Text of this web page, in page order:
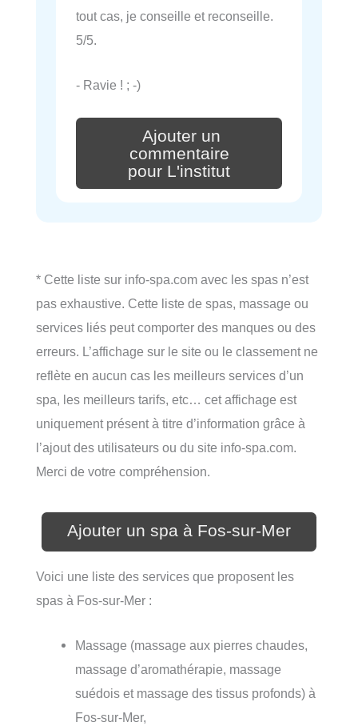
tout cas, je conseille et reconseille.
5/5.
- Ravie ! ; -)
Ajouter un
commentaire
pour L'institut
* Cette liste sur info-spa.com avec les spas n’est
pas exhaustive. Cette liste de spas, massage ou
services liés peut comporter des manques ou des
erreurs. L’affichage sur le site ou le classement ne
reflète en aucun cas les meilleurs services d’un
spa, les meilleurs tarifs, etc… cet affichage est
uniquement présent à titre d’information grâce à
l’ajout des utilisateurs ou du site info-spa.com.
Merci de votre compréhension.
Ajouter un spa à Fos-sur-Mer
Voici une liste des services que proposent les
spas à Fos-sur-Mer :
Massage (massage aux pierres chaudes,
massage d’aromathérapie, massage
suédois et massage des tissus profonds) à
Fos-sur-Mer,